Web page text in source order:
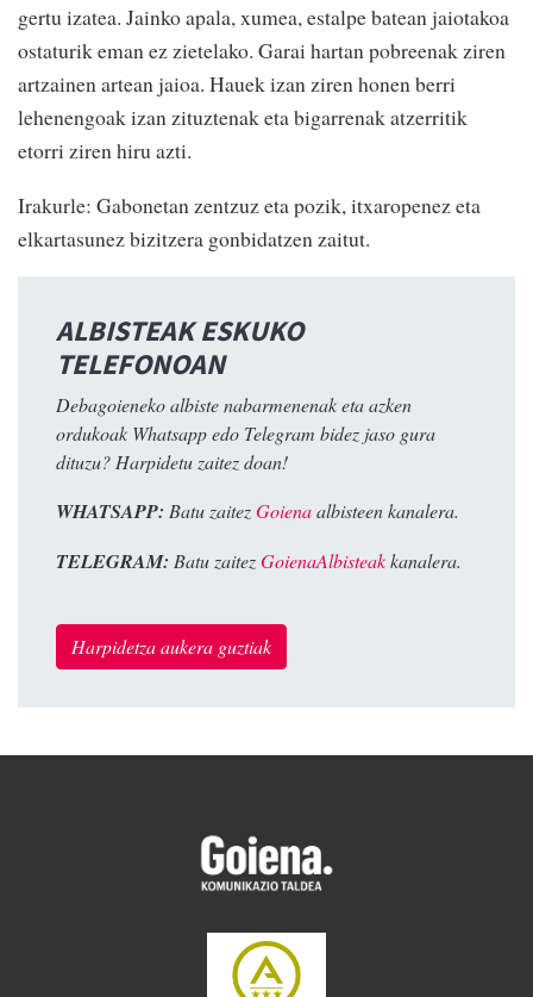
gertu izatea. Jainko apala, xumea, estalpe batean jaiotakoa
ostaturik eman ez zietelako. Garai hartan pobreenak ziren
artzainen artean jaioa. Hauek izan ziren honen berri
lehenengoak izan zituztenak eta bigarrenak atzerritik
etorri ziren hiru azti.
Irakurle: Gabonetan zentzuz eta pozik, itxaropenez eta
elkartasunez bizitzera gonbidatzen zaitut.
ALBISTEAK ESKUKO
TELEFONOAN
Debagoieneko albiste nabarmenenak eta azken
ordukoak Whatsapp edo Telegram bidez jaso gura
dituzu? Harpidetu zaitez doan!
WHATSAPP: Batu zaitezGoienaalbisteen kanalera.
TELEGRAM: Batu zaitezGoienaAlbisteakkanalera.
Harpidetza aukera guztiak